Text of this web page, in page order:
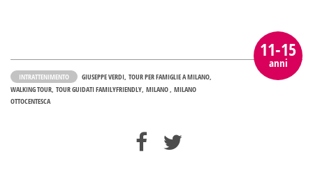
11-15
anni
INTRATTENIMENTO GIUSEPPE VERDI TOUR PER FAMIGLIE A MILANO
WALKING TOUR TOUR GUIDATI FAMILYFRIENDLY MILANO MILANO
OTTOCENTESCA